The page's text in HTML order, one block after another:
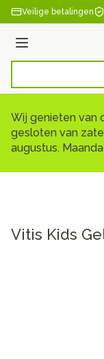
Ga naar de inhoud
Veilige betalingen
Menu
Wij genieten van
gesloten van
augustus.
Vitis Kids